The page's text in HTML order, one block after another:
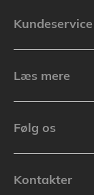
Kundeservice
Læs mere
Følg os
Kontakter